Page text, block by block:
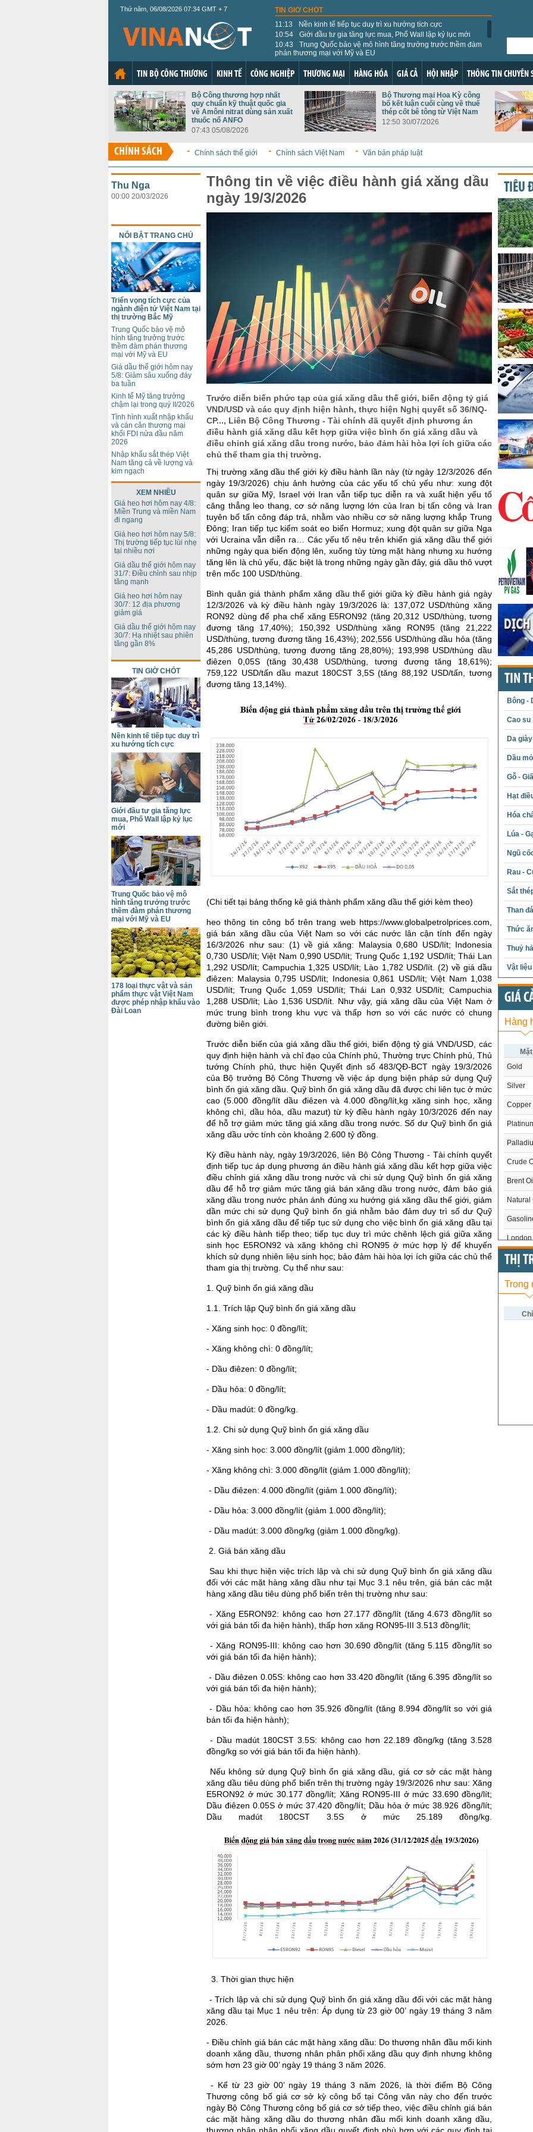
Thứ năm, 06/08/2026 07:34 GMT + 7
TIN GIỜ CHÓT
11:13
Nền kinh tế tiếp tục duy trì xu hướng tích cực
10:54
Giới đầu tư gia tăng lực mua, Phố Wall lập kỷ lục mới
10:43
Trung Quốc bảo vệ mô hình tăng trưởng trước thềm đàm
phán thương mại với Mỹ và EU
09:55
178 loại thực vật và sản phẩm thực vật Việt Nam được
phép nhập khẩu vào Đài Loan
doanh nghiệp Việt vươn ra thế giới
09:43
Tỷ giá USD hôm nay 5/8: Tỷ giá trung tâm lên 25.405
đồng, giới đầu tư dồn sự chú ý vào báo cáo việc làm Mỹ
Giá năng lượng thế giới hôm nay 5/8: Thị trường hạ nhiệt
nhờ tín hiệu ngoại giao tích cực
ngang, xuất khẩu tăng nhẹ
09:05
Nhập khẩu hàng hóa từ Đức: Máy móc, linh kiện điện tử
08:57
Giá vàng thế giới hôm nay 5/8: Phục hồi nhờ giá dầu giảm
TIN BỘ CÔNG THƯƠNG KINH TẾ CÔNG NGHIỆP THƯƠNG MẠI HÀNG HÓA GIÁ CẢ HỘI NHẬP THÔNG TIN CHUYÊN
Bộ Công thương hợp nhất
quy chuẩn kỹ thuật quốc gia
về Amôni nitrat dùng sản xuất
thuốc nổ ANFO
07:43 05/08/2026
Bộ Thương mại Hoa Kỳ công
bố kết luận cuối cùng về thuế
thép cốt bê tông từ Việt Nam
12:50 30/07/2026
CHÍNH SÁCH Chính sách thế giới Chính sách Việt Nam Văn bản pháp luật
Thông tin về việc điều hành giá xăng dầu
ngày 19/3/2026
Trước diễn biến phức tạp của giá xăng dầu thế giới, biến động tỷ giá
VND/USD và các quy định hiện hành, thực hiện Nghị quyết số 36/NQ-
CP..., Liên Bộ Công Thương - Tài chính đã quyết định phương án
điều hành giá xăng dầu kết hợp giữa việc bình ổn giá xăng dầu và
điều chỉnh giá xăng dầu trong nước, bảo đảm hài hòa lợi ích giữa các
chủ thể tham gia thị trường.
Thị trường xăng dầu thế giới kỳ điều hành lần này (từ ngày 12/3/2026 đến
ngày 19/3/2026) chịu ảnh hưởng của các yếu tố chủ yếu như: xung đột
quân sự giữa Mỹ, Israel với Iran vẫn tiếp tục diễn ra và xuất hiện yếu tố
căng thẳng leo thang, cơ sở năng lượng lớn của Iran bị tấn công và Iran
tuyên bố tấn công đáp trả, nhằm vào nhiều cơ sở năng lượng khắp Trung
Đông; Iran tiếp tục kiểm soát eo biển Hormuz; xung đột quân sự giữa Nga
với Ucraina vẫn diễn ra… Các yếu tố nêu trên khiến giá xăng dầu thế giới
những ngày qua biến động lên, xuống tùy từng mặt hàng nhưng xu hướng
tăng lên là chủ yếu, đặc biệt là trong những ngày gần đây, giá dầu thô vượt
trên mốc 100 USD/thùng.
Bình quân giá thành phẩm xăng dầu thế giới giữa kỳ điều hành giá ngày
12/3/2026 và kỳ điều hành ngày 19/3/2026 là: 137,072 USD/thùng xăng
RON92 dùng để pha chế xăng E5RON92 (tăng 20,312 USD/thùng, tương
đương tăng 17,40%); 150,392 USD/thùng xăng RON95 (tăng 21,222
USD/thùng, tương đương tăng 16,43%); 202,556 USD/thùng dầu hỏa (tăng
45,286 USD/thùng, tương đương tăng 28,80%); 193,998 USD/thùng dầu
điêzen 0,05S (tăng 30,438 USD/thùng, tương đương tăng 18,61%);
759,122 USD/tấn dầu mazut 180CST 3,5S (tăng 88,192 USD/tấn, tương
đương tăng 13,14%).
(Chi tiết tại bảng thống kê giá thành phẩm xăng dầu thế giới kèm theo)
heo thông tin công bố trên trang web https://www.globalpetrolprices.com,
giá bán xăng dầu của Việt Nam so với các nước lân cận tính đến ngày
16/3/2026 như sau: (1) về giá xăng: Malaysia 0,680 USD/lít; Indonesia
0,730 USD/lít; Việt Nam 0,990 USD/lít; Trung Quốc 1,192 USD/lít; Thái Lan
1,292 USD/lít; Campuchia 1,325 USD/lít; Lào 1,782 USD/lít. (2) về giá dầu
điêzen: Malaysia 0,795 USD/lít; Indonesia 0,861 USD/lít; Việt Nam 1,038
USD/lít; Trung Quốc 1,059 USD/lít; Thái Lan 0,932 USD/lít; Campuchia
1,288 USD/lít; Lào 1,536 USD/lít. Như vậy, giá xăng dầu của Việt Nam ở
mức trung bình trong khu vực và thấp hơn so với các nước có chung
đường biên giới.
Trước diễn biến của giá xăng dầu thế giới, biến động tỷ giá VND/USD, các
quy định hiện hành và chỉ đạo của Chính phủ, Thường trực Chính phủ, Thủ
tướng Chính phủ, thực hiện Quyết định số 483/QĐ-BCT ngày 19/3/2026
của Bộ trưởng Bộ Công Thương về việc áp dụng biện pháp sử dụng Quỹ
bình ổn giá xăng dầu. Quỹ bình ổn giá xăng dầu đã được chi liên tục ở mức
cao (5.000 đồng/lít dầu điêzen và 4.000 đồng/lít,kg xăng sinh học, xăng
không chì, dầu hỏa, dầu mazut) từ kỳ điều hành ngày 10/3/2026 đến nay
để hỗ trợ giảm mức tăng giá xăng dầu trong nước. Số dư Quỹ bình ổn giá
xăng dầu ước tính còn khoảng 2.600 tỷ đồng.
Kỳ điều hành này, ngày 19/3/2026, liên Bộ Công Thương - Tài chính quyết
định tiếp tục áp dụng phương án điều hành giá xăng dầu kết hợp giữa việc
điều chỉnh giá xăng dầu trong nước và chi sử dụng Quỹ bình ổn giá xăng
dầu để hỗ trợ giảm mức tăng giá bán xăng dầu trong nước, đảm bảo giá
xăng dầu trong nước phản ánh đúng xu hướng giá xăng dầu thế giới, giảm
dần mức chi sử dụng Quỹ bình ổn giá nhằm bảo đảm duy trì số dư Quỹ
bình ổn giá xăng dầu để tiếp tục sử dụng cho việc bình ổn giá xăng dầu tại
các kỳ điều hành tiếp theo; tiếp tục duy trì mức chênh lệch giá giữa xăng
sinh học E5RON92 và xăng không chì RON95 ở mức hợp lý để khuyến
khích sử dụng nhiên liệu sinh học; bảo đảm hài hòa lợi ích giữa các chủ thể
tham gia thị trường. Cụ thể như sau:
1. Quỹ bình ổn giá xăng dầu
1.1. Trích lập Quỹ bình ổn giá xăng dầu
- Xăng sinh học: 0 đồng/lít;
- Xăng không chì: 0 đồng/lít;
- Dầu điêzen: 0 đồng/lít;
- Dầu hỏa: 0 đồng/lít;
- Dầu madút: 0 đồng/kg.
1.2. Chi sử dụng Quỹ bình ổn giá xăng dầu
- Xăng sinh học: 3.000 đồng/lít (giảm 1.000 đồng/lít);
- Xăng không chì: 3.000 đồng/lít (giảm 1.000 đồng/lít);
- Dầu điêzen: 4.000 đồng/lít (giảm 1.000 đồng/lít);
- Dầu hỏa: 3.000 đồng/lít (giảm 1.000 đồng/lít);
- Dầu madút: 3.000 đồng/kg (giảm 1.000 đồng/kg).
2. Giá bán xăng dầu
Sau khi thực hiện việc trích lập và chi sử dụng Quỹ bình ổn giá xăng dầu
đối với các mặt hàng xăng dầu như tại Mục 3.1 nêu trên, giá bán các mặt
hàng xăng dầu tiêu dùng phổ biến trên thị trường như sau:
- Xăng E5RON92: không cao hơn 27.177 đồng/lít (tăng 4.673 đồng/lít so
với giá bán tối đa hiện hành), thấp hơn xăng RON95-III 3.513 đồng/lít;
- Xăng RON95-III: không cao hơn 30.690 đồng/lít (tăng 5.115 đồng/lít so
với giá bán tối đa hiện hành);
- Dầu điêzen 0.05S: không cao hơn 33.420 đồng/lít (tăng 6.395 đồng/lít so
với giá bán tối đa hiện hành);
- Dầu hỏa: không cao hơn 35.926 đồng/lít (tăng 8.994 đồng/lít so với giá
bán tối đa hiện hành);
- Dầu madút 180CST 3.5S: không cao hơn 22.189 đồng/kg (tăng 3.528
đồng/kg so với giá bán tối đa hiện hành).
Nếu không sử dụng Quỹ bình ổn giá xăng dầu, giá cơ sở các mặt hàng
xăng dầu tiêu dùng phổ biến trên thị trường ngày 19/3/2026 như sau: Xăng
E5RON92 ở mức 30.177 đồng/lít; Xăng RON95-III ở mức 33.690 đồng/lít;
Dầu điêzen 0.05S ở mức 37.420 đồng/lít; Dầu hỏa ở mức 38.926 đồng/lít;
Dầu madút 180CST 3.5S ở mức 25.189 đồng/kg.
3. Thời gian thực hiện
- Trích lập và chi sử dụng Quỹ bình ổn giá xăng dầu đối với các mặt hàng
xăng dầu tại Mục 1 nêu trên: Áp dụng từ 23 giờ 00’ ngày 19 tháng 3 năm
2026.
- Điều chỉnh giá bán các mặt hàng xăng dầu: Do thương nhân đầu mối kinh
doanh xăng dầu, thương nhân phân phối xăng dầu quy định nhưng không
sớm hơn 23 giờ 00’ ngày 19 tháng 3 năm 2026.
- Kể từ 23 giờ 00’ ngày 19 tháng 3 năm 2026, là thời điểm Bộ Công
Thương công bố giá cơ sở kỳ công bố tại Công văn này cho đến trước
ngày Bộ Công Thương công bố giá cơ sở tiếp theo, việc điều chỉnh giá bán
các mặt hàng xăng dầu do thương nhân đầu mối kinh doanh xăng dầu,
Thu Nga
00:00 20/03/2026
NỔI BẬT TRANG CHỦ
Triển vọng tích cực của
ngành điện tử Việt Nam tại
thị trường Bắc Mỹ
Trung Quốc bảo vệ mô
hình tăng trưởng trước
thềm đàm phán thương
mại với Mỹ và EU
Giá dầu thế giới hôm nay
5/8: Giảm sâu xuống đáy
ba tuần
Kinh tế Mỹ tăng trưởng
chậm lại trong quý II/2026
Tình hình xuất nhập khẩu
và cán cân thương mại
khối FDI nửa đầu năm
2026
Nhập khẩu sắt thép Việt
Nam tăng cả về lượng và
kim ngạch
XEM NHIỀU
Giá heo hơi hôm nay 4/8:
Miền Trung và miền Nam
đi ngang
Giá heo hơi hôm nay 5/8:
Thị trường tiếp tục lùi nhẹ
tại nhiều nơi
Giá dầu thế giới hôm nay
31/7: Điều chỉnh sau nhịp
tăng mạnh
Giá heo hơi hôm nay
30/7: 12 địa phương
giảm giá
Giá dầu thế giới hôm nay
30/7: Hạ nhiệt sau phiên
tăng gần 8%
TIN GIỜ CHÓT
Nền kinh tế tiếp tục duy trì
xu hướng tích cực
Giới đầu tư gia tăng lực
mua, Phố Wall lập kỷ lục
mới
Trung Quốc bảo vệ mô
hình tăng trưởng trước
thềm đàm phán thương
mại với Mỹ và EU
178 loại thực vật và sản
phẩm thực vật Việt Nam
được phép nhập khẩu vào
Đài Loan
TIÊU
TIN
Bông -
Cao su
Da giày
Dầu
Gỗ -
Hạt
Hóa
Lúa -
Ngũ
Rau -
Sắt
Than đá
Thức
Thuỷ
Vật
GIÁ
Hàng
Gold
Silver
Copper
Crude
Brent
Natural
London
US
US
US
THỊ
Trong